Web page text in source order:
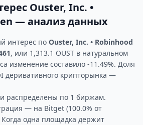
Ouster, Inc. •
— анализ данных
интерес по Ouster, Inc. • Robinhood
, или 1,313.1 OUST в натуральном
изменение составило -11.49%. Доля
деривативного крипторынка —
распределены по 1 биржам.
— на Bitget (100.0% от
одна площадка держит